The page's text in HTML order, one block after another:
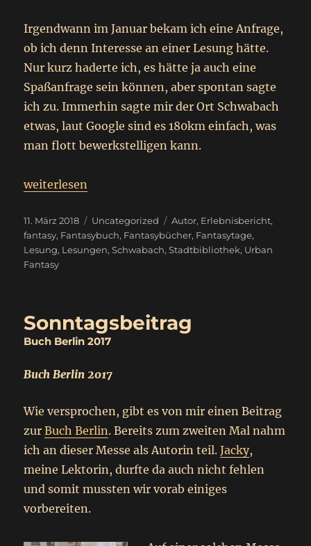
Irgendwann im Januar bekam ich eine Anfrage,
ob ich denn Interesse an einer Lesung hätte.
Nur kurz haderte ich, es hätte ja auch eine
Spaßanfrage sein können, aber spontan sagte
ich zu. Immerhin sagte mir der Ort Schwabach
etwas, laut Google sind es 180km einfach, was
man flott bewerkstelligen kann.
„Fantasytage in Schwabach
weiterlesen
Veröffentlicht
am
11. März 2018 Kategorien
Uncategorized Schlagwörter
Autor, Erlebnisbericht,
fantasy, Fantasybuch, Fantasybücher, Fantasytage,
Lesung, Lesungen,Schwabach,Stadtbibliothek, Urban
Fantasy
Sonntagsbeitrag
Buch Berlin 2017
Buch Berlin 2017
Wie versprochen, gibt es von mir einen Beitrag
zurBuch Berlin. Bereits zum zweiten Mal nahm
ich an dieser Messe als Autorin teil.Jacky,
meine Lektorin, durfte da auch nicht fehlen
und somit mussten wir vorab einiges
vorbereiten.